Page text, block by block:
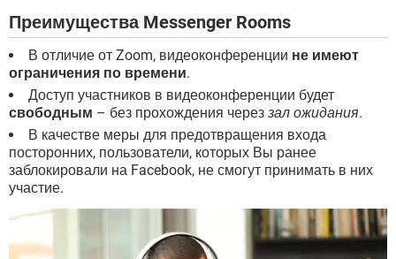
Преимущества Messenger Rooms
В отличие от Zoom, видеоконференции не имеют
ограничения по времени.
Доступ участников в видеоконференции будет
свободным – без прохождения через зал ожидания.
В качестве меры для предотвращения входа
посторонних, пользователи, которых Вы ранее
заблокировали на Facebook, не смогут принимать в них
участие.